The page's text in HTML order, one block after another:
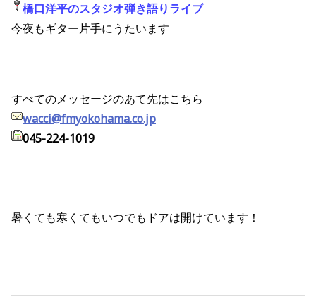
橋口洋平のスタジオ弾き語りライブ
今夜もギター片手にうたいます
すべてのメッセージのあて先はこちら
wacci@fmyokohama.co.jp
045-224-1019
暑くても寒くてもいつでもドアは開けています！